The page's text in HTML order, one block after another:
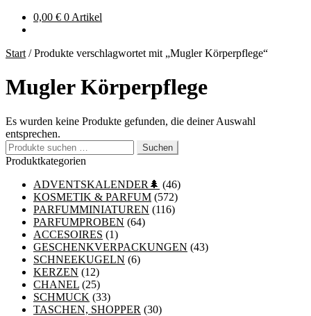
0,00 € 0 Artikel
Start /Produkte verschlagwortet mit „Mugler Körperpflege“
Mugler Körperpflege
Es wurden keine Produkte gefunden, die deiner Auswahl
entsprechen.
Suchen
nach:
Suchen
Produktkategorien
ADVENTSKALENDER🌲 (46)
KOSMETIK & PARFUM (572)
PARFUMMINIATUREN (116)
PARFUMPROBEN (64)
ACCESOIRES (1)
GESCHENKVERPACKUNGEN (43)
SCHNEEKUGELN (6)
KERZEN (12)
CHANEL (25)
SCHMUCK (33)
TASCHEN, SHOPPER (30)